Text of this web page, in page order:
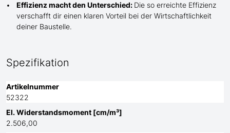
Effizienz macht den Unterschied: Die so erreichte Effizienz
verschafft dir einen klaren Vorteil bei der Wirtschaftlichkeit
deiner Baustelle.
Spezifikation
Artikelnummer
52322
El. Widerstandsmoment [cm/m³]
2.506,00